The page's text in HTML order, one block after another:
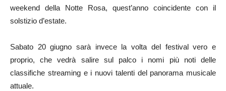
weekend della Notte Rosa, quest’anno coincidente con il
solstizio d’estate.
Sabato 20 giugno sarà invece la volta del festival vero e
proprio, che vedrà salire sul palco i nomi più noti delle
classifiche streaming e i nuovi talenti del panorama musicale
attuale.